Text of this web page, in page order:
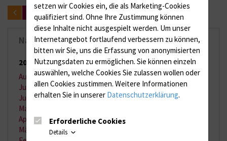
zurück
Nachrichten-Archiv
2026(65 Einträge)
August 2026(2 Einträge)
Juli 2026(11 Einträge)
Juni 2026(13 Einträge)
Mai 2026
April 2026
(11 Einträge)
März 2026(7 Einträge)
setzen wir Cookies ein, die als Marketing-Cookies
qualifiziert sind. Ohne Ihre Zustimmung können
diese Inhalte nicht ausgespielt werden. Um unser
Internetangebot fortlaufend verbessern zu können,
bitten wir Sie, uns die Erfassung von anonymisierten
Nutzungsdaten zu ermöglichen. Sie können einzeln
auswählen, welche Cookies Sie zulassen wollen oder
allen Cookies zustimmen. Weitere Informationen
erhalten Sie in unserer Datenschutzerklärung.
Erforderliche Cookies
Details